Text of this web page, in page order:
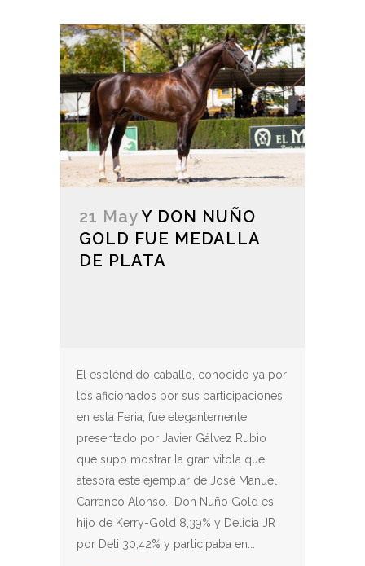
21 May Y DON NUÑO
GOLD FUE MEDALLA
DE PLATA
El espléndido caballo, conocido ya por
los aficionados por sus participaciones
en esta Feria, fue elegantemente
presentado por Javier Gálvez Rubio
que supo mostrar la gran vitola que
atesora este ejemplar de José Manuel
Carranco Alonso. Don Nuño Gold es
hijo de Kerry-Gold 8,39% y Delicia JR
por Deli 30,42% y participaba en...